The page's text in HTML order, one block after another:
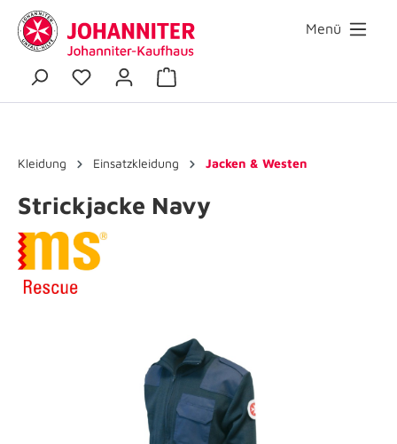
Menü
Kleidung Einsatzkleidung Jacken & Westen
Strickjacke Navy